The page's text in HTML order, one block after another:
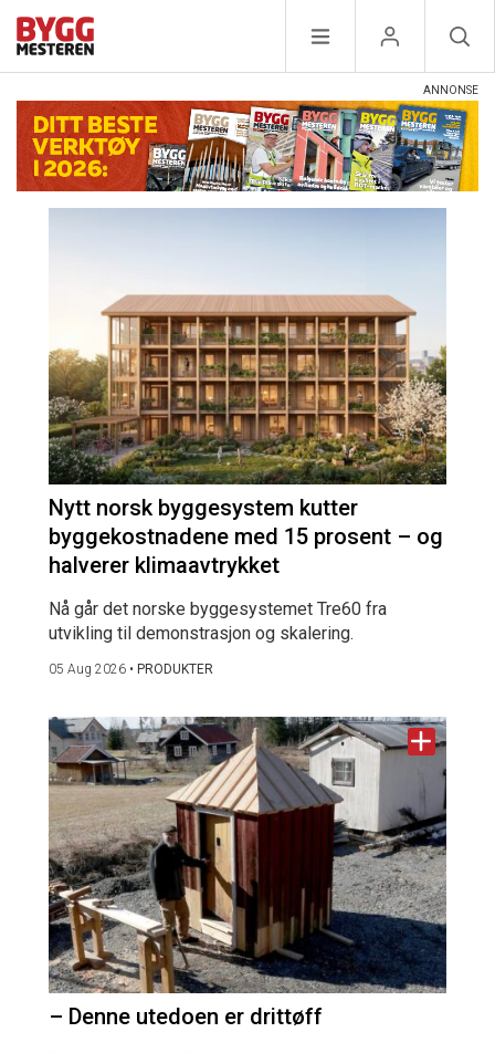
Nytt norsk byggesystem kutter
byggekostnadene med 15 prosent – og
halverer klimaavtrykket
Nå går det norske byggesystemet Tre60 fra
utvikling til demonstrasjon og skalering.
05 Aug 2026 • PRODUKTER
– Denne utedoen er drittøff